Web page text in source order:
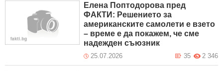
Елена Поптодорова пред
ФАКТИ: Решението за
американските самолети е взето
– време е да покажем, че сме
надежден съюзник
25.07.2026 2 346
35